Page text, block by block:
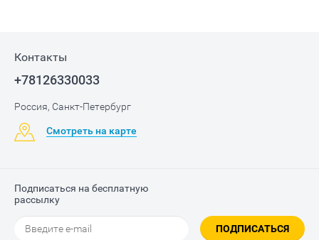
Контакты
+78126330033
Россия, Санкт-Петербург
Смотреть на карте
Подписаться на бесплатную
рассылку
ПОДПИСАТЬСЯ